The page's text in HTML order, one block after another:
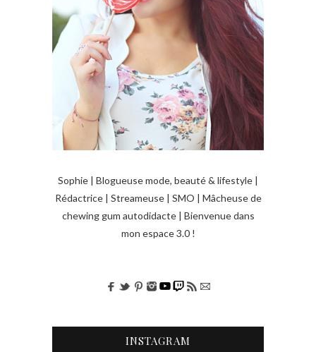
e
s
a
e
Sophie | Blogueuse mode, beauté & lifestyle |
Rédactrice | Streameuse | SMO | Mâcheuse de
chewing gum autodidacte | Bienvenue dans
mon espace 3.0 !
INSTAGRAM